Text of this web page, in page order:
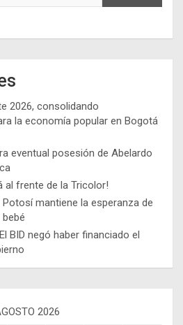
2026, consolidando
la economía popular en Bogotá
eventual posesión de Abelardo
al frente de la Tricolor!
mantiene la esperanza de
BID negó haber financiado el
2026